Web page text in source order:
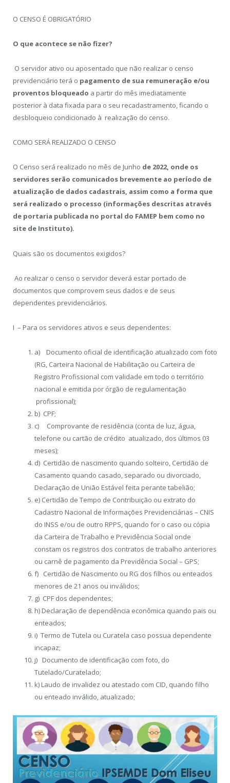
O CENSO É OBRIGATÓRIO
O que acontece se não fizer?
O servidor ativo ou aposentado que não realizar o censo
previdenciário terá o pagamento de sua remuneração e/ou
proventos bloqueado a partir do mês imediatamente
posterior à data fixada para o seu recadastramento, ficando o
desbloqueio condicionado à realização do censo.
COMO SERÁ REALIZADO O CENSO
O Censo será realizado no mês de Junho de 2022, onde os
servidores serão comunicados brevemente ao período de
atualização de dados cadastrais, assim como a forma que
será realizado o processo (informações descritas através
de portaria publicada no portal do FAMEP bem como no
site de Instituto).
Quais são os documentos exigidos?
Ao realizar o censo o servidor deverá estar portado de
documentos que comprovem seus dados e de seus
dependentes previdenciários.
I – Para os servidores ativos e seus dependentes:
a) Documento oficial de identificação atualizado com foto
(RG, Carteira Nacional de Habilitação ou Carteira de
Registro Profissional com validade em todo o território
nacional e emitida por órgão de regulamentação
profissional);
b) CPF;
c) Comprovante de residência (conta de luz, água,
telefone ou cartão de crédito atualizado, dos últimos 03
meses);
d) Certidão de nascimento quando solteiro, Certidão de
Casamento quando casado, separado ou divorciado,
Declaração de União Estável feita perante tabelião;
e) Certidão de Tempo de Contribuição ou extrato do
Cadastro Nacional de Informações Previdenciárias – CNIS
do INSS e/ou de outro RPPS, quando for o caso ou cópia
da Carteira de Trabalho e Previdência Social onde
constam os registros dos contratos de trabalho anteriores
ou carnê de pagamento da Previdência Social – GPS;
f) Certidão de Nascimento ou RG dos filhos ou enteados
menores de 21 anos ou inválidos;
g) CPF dos dependentes;
h) Declaração de dependência econômica quando pais ou
enteados;
i) Termo de Tutela ou Curatela caso possua dependente
incapaz;
j) Documento de identificação com foto, do
Tutelado/Curatelado;
k) Laudo de invalidez ou atestado com CID, quando filho
ou enteado inválido, atualizado;